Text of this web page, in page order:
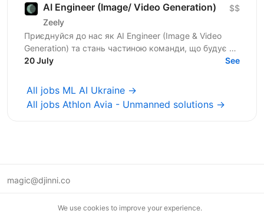
AI Engineer (Image/ Video Generation)
Zeely
$$
Приєднуйся до нас як AI Engineer (Image & Video
Generation) та стань частиною команди, що будує та
масштабує генеративні пайплайни для створення
20 July See
All jobs ML AI Ukraine →
All jobs Athlon Avia - Unmanned solutions →
magic@djinni.co
We use cookies to improve your experience.